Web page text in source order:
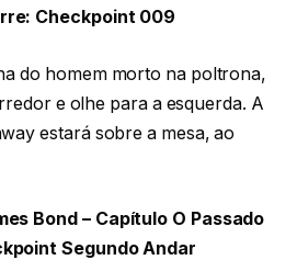
Checkpoint 009
do homem morto na poltrona,
e olhe para a esquerda. A
estará sobre a mesa, ao
Bond – Capítulo O Passado
Segundo Andar